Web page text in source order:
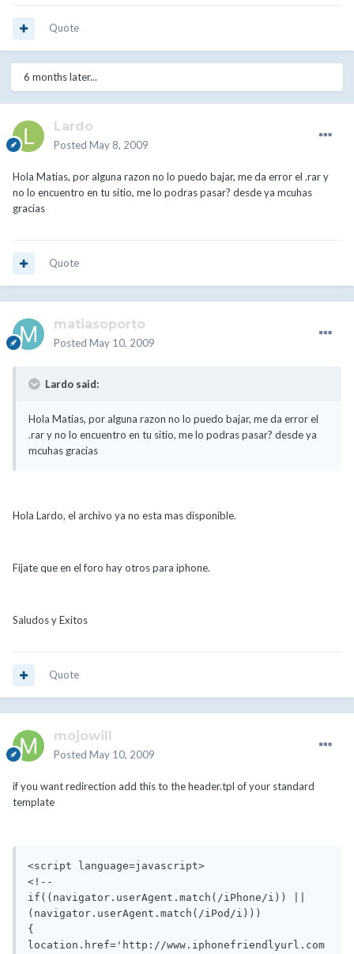
Quote
6 months later...
Lardo
Posted May 8, 2009
Hola Matias, por alguna razon no lo puedo bajar, me da error el .rar y
no lo encuentro en tu sitio, me lo podras pasar? desde ya mcuhas
gracias
Quote
matiasoporto
Posted May 10, 2009
Lardo said:
Hola Matias, por alguna razon no lo puedo bajar, me da error el
.rar y no lo encuentro en tu sitio, me lo podras pasar? desde ya
mcuhas gracias
Hola Lardo, el archivo ya no esta mas disponible.
Fijate que en el foro hay otros para iphone.
Saludos y Exitos
Quote
mojowill
Posted May 10, 2009
if you want redirection add this to the header.tpl of your standard
template
<script language=javascript>
<!--
if((navigator.userAgent.match(/iPhone/i)) ||
(navigator.userAgent.match(/iPod/i)))
{
location.href='http://www.iphonefriendlyurl.com